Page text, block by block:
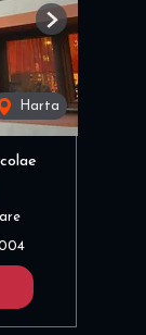
Harta
Next